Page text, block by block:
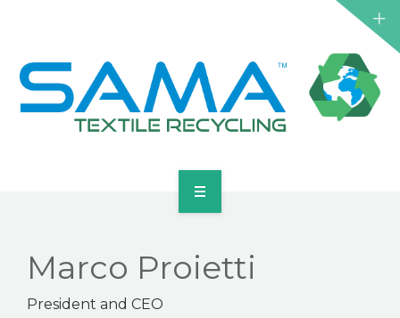
SERVIZI E RICICLAGGIO
PRODOTTI
Marco Proietti
President and CEO